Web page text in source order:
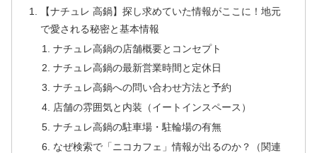
【ナチュレ 高鍋】探し求めていた情報がここに！地元
で愛される秘密と基本情報
ナチュレ高鍋の店舗概要とコンセプト
ナチュレ高鍋の最新営業時間と定休日
ナチュレ高鍋への問い合わせ方法と予約
店舗の雰囲気と内装（イートインスペース）
ナチュレ高鍋の駐車場・駐輪場の有無
なぜ検索で「ニコカフェ」情報が出るのか？（関連